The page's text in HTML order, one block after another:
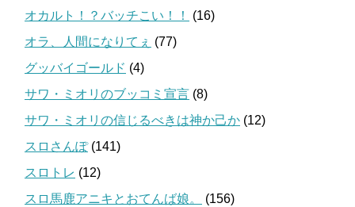
オカルト！？バッチこい！！
(16)
オラ、人間になりてぇ (77)
グッバイゴールド (4)
サワ・ミオリのブッコミ宣言 (8)
サワ・ミオリの信じるべきは神か己か (12)
スロさんぽ(141)
スロトレ (12)
スロ馬鹿アニキとおてんば娘。
(156)